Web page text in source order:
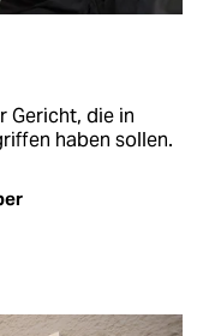
Gericht, die in
haben sollen.